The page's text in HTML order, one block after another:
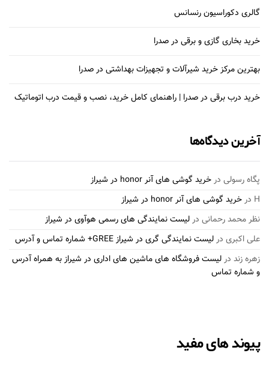
گالری دکوراسیون رنسانس
خرید بخاری گازی و برقی در صدرا
بهترین مرکز خرید شیرآلات و تجهیزات بهداشتی در صدرا
خرید درب برقی در صدرا | راهنمای کامل خرید، نصب و قیمت درب اتوماتیک
آخرین دیدگاه‌ها
پگاه رسولی درخرید گوشی های آنر honor در شیراز
H درخرید گوشی های آنر honor در شیراز
نظر محمد رحمانی درلیست نمایندگی های رسمی هوآوی در شیراز
علی اکبری درلیست نمایندگی گری در شیراز GREE+ شماره تماس و آدرس
زهره زند درلیست فروشگاه های ماشین های اداری در شیراز به همراه آدرس
و شماره تماس
پیوند های مفید